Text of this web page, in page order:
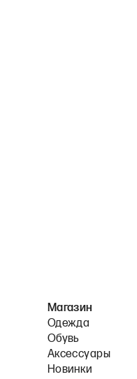
Магазин
Одежда
Обувь
Аксессуары
Новинки